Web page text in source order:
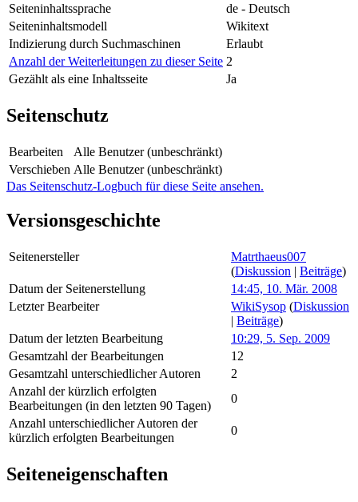
Seiteninhaltssprache
de - Deutsch
Seiteninhaltsmodell
Wikitext
Indizierung durch Suchmaschinen
Erlaubt
Anzahl der Weiterleitungen zu dieser Seite 2
Gezählt als eine Inhaltsseite
Ja
Seitenschutz
Bearbeiten
Alle Benutzer (unbeschränkt)
Verschieben Alle Benutzer (unbeschränkt)
Das Seitenschutz-Logbuch für diese Seite ansehen.
Versionsgeschichte
Seitenersteller
Matrthaeus007
(Diskussion | Beiträge)
Datum der Seitenerstellung
14:45, 10. Mär. 2008
Letzter Bearbeiter
WikiSysop (Diskussion
| Beiträge)
Datum der letzten Bearbeitung
10:29, 5. Sep. 2009
Gesamtzahl der Bearbeitungen
12
Gesamtzahl unterschiedlicher Autoren
2
Anzahl der kürzlich erfolgten
Bearbeitungen (in den letzten 90 Tagen)
0
Anzahl unterschiedlicher Autoren der
kürzlich erfolgten Bearbeitungen
0
Seiteneigenschaften